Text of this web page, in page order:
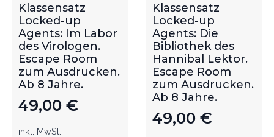
Klassensatz
Locked-up
Agents: Im Labor
des Virologen.
Escape Room
zum Ausdrucken.
Ab 8 Jahre.
49,00 €
inkl. MwSt.
Klassensatz
Locked-up
Agents: Die
Bibliothek des
Hannibal Lektor.
Escape Room
zum Ausdrucken.
Ab 8 Jahre.
49,00 €